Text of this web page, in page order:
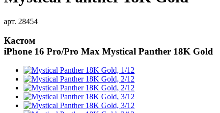
арт. 28454
Кастом
iPhone 16 Pro/Pro Max Mystical Panther 18K Gold